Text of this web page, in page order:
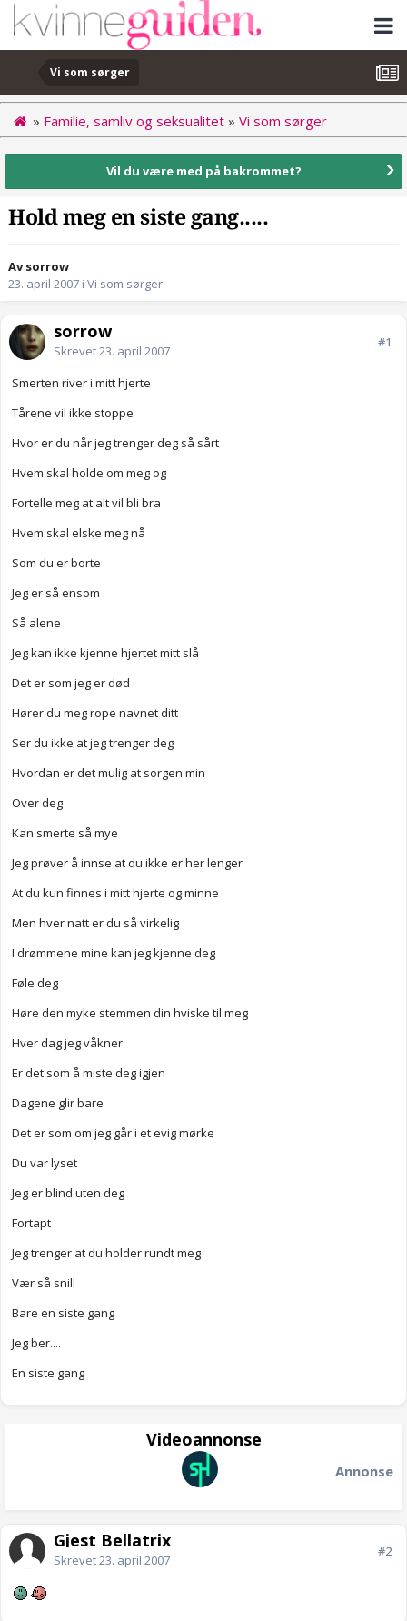
Vi som sørger
» Familie, samliv og seksualitet » Vi som sørger
Vil du være med på bakrommet?
Hold meg en siste gang.....
Av sorrow
23. april 2007 i Vi som sørger
sorrow
Skrevet23. april 2007
#1
Smerten river i mitt hjerte
Tårene vil ikke stoppe
Hvor er du når jeg trenger deg så sårt
Hvem skal holde om meg og
Fortelle meg at alt vil bli bra
Hvem skal elske meg nå
Som du er borte
Jeg er så ensom
Så alene
Jeg kan ikke kjenne hjertet mitt slå
Det er som jeg er død
Hører du meg rope navnet ditt
Ser du ikke at jeg trenger deg
Hvordan er det mulig at sorgen min
Over deg
Kan smerte så mye
Jeg prøver å innse at du ikke er her lenger
At du kun finnes i mitt hjerte og minne
Men hver natt er du så virkelig
I drømmene mine kan jeg kjenne deg
Føle deg
Høre den myke stemmen din hviske til meg
Hver dag jeg våkner
Er det som å miste deg igjen
Dagene glir bare
Det er som om jeg går i et evig mørke
Du var lyset
Jeg er blind uten deg
Fortapt
Jeg trenger at du holder rundt meg
Vær så snill
Bare en siste gang
Jeg ber....
En siste gang
Videoannonse
Annonse
Gjest Bellatrix
Skrevet23. april 2007
#2